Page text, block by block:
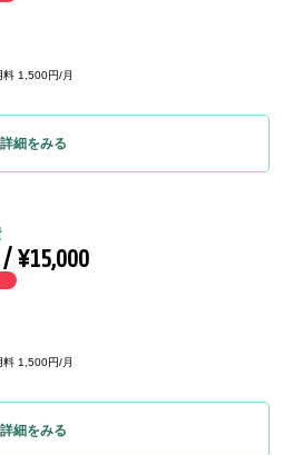
料 1,500円/月
詳細をみる
¥15,000
料 1,500円/月
詳細をみる